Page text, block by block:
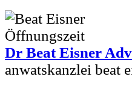
Dr Beat Eisner
anwatskanzlei beat